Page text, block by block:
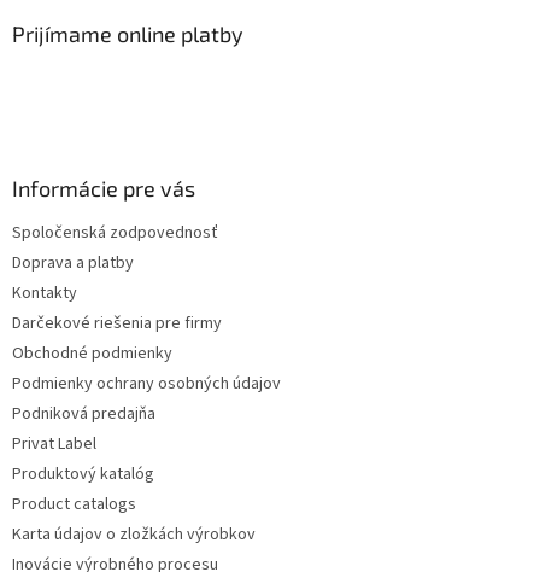
Prijímame online platby
Informácie pre vás
Spoločenská zodpovednosť
Doprava a platby
Kontakty
Darčekové riešenia pre firmy
Obchodné podmienky
Podmienky ochrany osobných údajov
Podniková predajňa
Privat Label
Produktový katalóg
Product catalogs
Karta údajov o zložkách výrobkov
Inovácie výrobného procesu